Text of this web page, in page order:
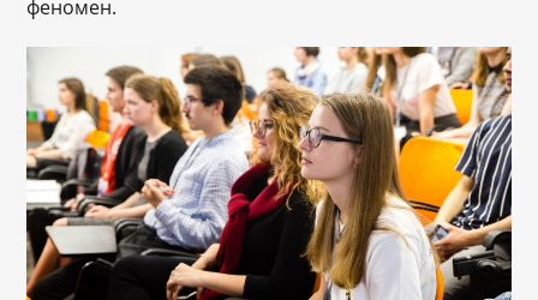
феномен.